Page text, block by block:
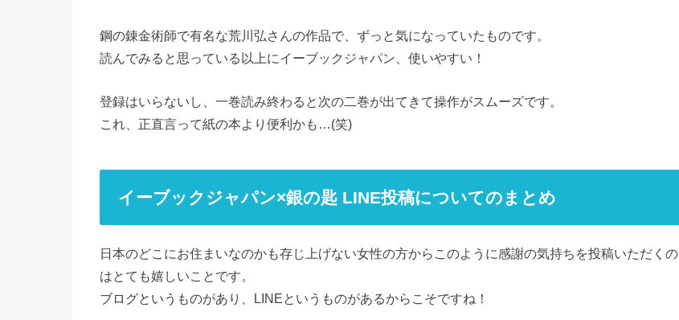
鋼の錬金術師で有名な荒川弘さんの作品で、ずっと気になっていたものです。
読んでみると思っている以上にイーブックジャパン、使いやすい！
登録はいらないし、一巻読み終わると次の二巻が出てきて操作がスムーズです。
これ、正直言って紙の本より便利かも…(笑)
イーブックジャパン×銀の匙 LINE投稿についてのまとめ
日本のどこにお住まいなのかも存じ上げない女性の方からこのように感謝の気持ちを投稿いただくの
はとても嬉しいことです。
ブログというものがあり、LINEというものがあるからこそですね！